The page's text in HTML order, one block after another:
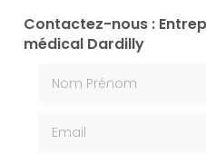
Contactez-nous :
médical Dardilly